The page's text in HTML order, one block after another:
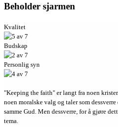
Beholder sjarmen
Kvalitet
Budskap
Personlig syn
"Keeping the faith" er langt fra noen
noen moralske valg og taler som
samme Gud. Men dessverre, for å gjøre
tema.